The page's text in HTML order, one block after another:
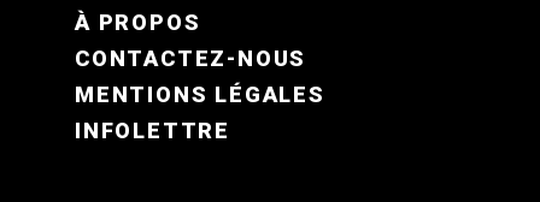
FOOTER MENU FR
À PROPOS
CONTACTEZ-NOUS
MENTIONS LÉGALES
INFOLETTRE